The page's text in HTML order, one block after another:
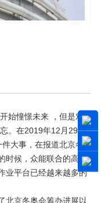
始憧憬未来 ，但是对
。在2019年12月29日
大事，在报道北京冬
候，众能联合的高空
业平台已经越来越多的
北京冬奥会筹办进展以